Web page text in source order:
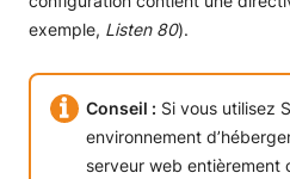
exemple, Listen 80).
Conseil : Si vous utilisez
environnement
serveur web entièrement